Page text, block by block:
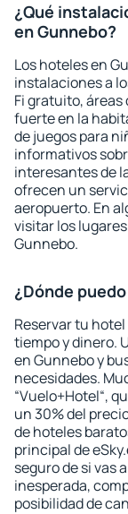
¿Qué
en Gunnebo?
Los hoteles en
instalaciones a
Fi gratuito,
fuerte en la
de juegos para
informativos
interesantes de
ofrecen un
aeropuerto. En
visitar los
Gunnebo.
¿Dónde
Reservar tu
tiempo y dinero.
en Gunnebo y
necesidades.
“Vuelo+Hotel“,
un 30% del
de hoteles
principal de
seguro de si vas
inesperada,
posibilidad de